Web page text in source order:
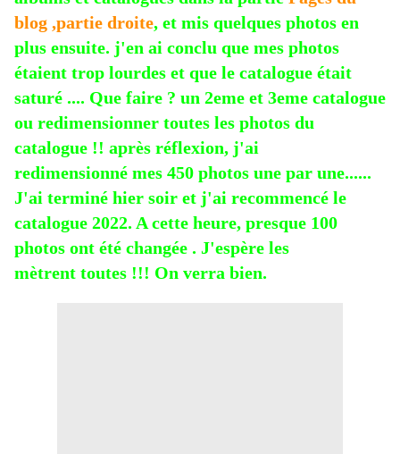
blog ,partie droite, et mis quelques photos en
plus ensuite. j'en ai conclu que mes photos
étaient trop lourdes et que le catalogue était
saturé .... Que faire ? un 2eme et 3eme catalogue
ou redimensionner toutes les photos du
catalogue !! après réflexion, j'ai
redimensionné mes 450 photos une par une......
J'ai terminé hier soir et j'ai recommencé le
catalogue 2022. A cette heure, presque 100
photos ont été changée . J'espère les
mètrent toutes !!! On verra bien.